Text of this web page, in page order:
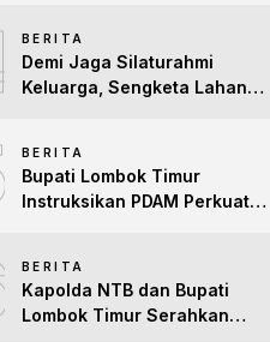
BERITA
Demi Jaga Silaturahmi
Keluarga, Sengketa Lahan
BERITA
Bupati Lombok Timur
Instruksikan PDAM Perkuat
Terpenuhi
BERITA
Kapolda NTB dan Bupati
Lombok Timur Serahkan